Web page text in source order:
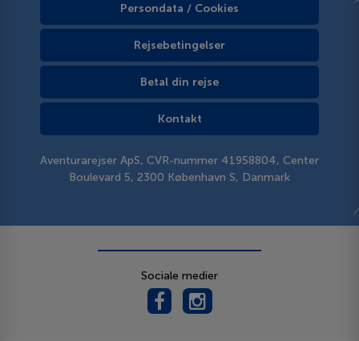
Persondata / Cookies
Rejsebetingelser
Betal din rejse
Kontakt
Aventurarejser ApS, CVR-nummer 41958804, Center
Boulevard 5, 2300 København S, Danmark
Sociale medier